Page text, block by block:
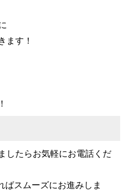
ます！
したらお気軽にお電話くだ
ばスムーズにお進みしま